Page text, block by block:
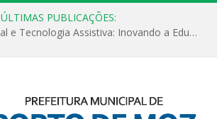
ÚLTIMAS PUBLICAÇÕES:
Inteligência Artificial e Tecnologia Assistiva: Inovando a Educação Especial e Inclusiva